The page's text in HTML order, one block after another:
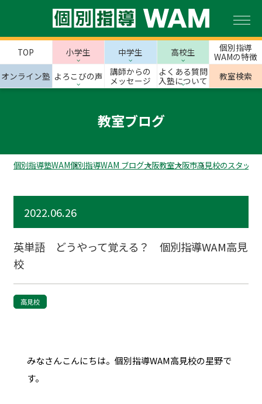
TOP 小学生 中学生 高校生
個別指導
WAMの特徴
オンライン塾 よろこびの声
講師からの
メッセージ
よくある質問
入塾について
教室検索
教室ブログ
個別指導塾WAM個別指導WAM ブログ大阪教室大阪市高見校のスタッフ
2022.06.26
英単語 どうやって覚える？ 個別指導WAM高見
校
高見校
みなさんこんにちは。個別指導WAM高見校の星野で
す。